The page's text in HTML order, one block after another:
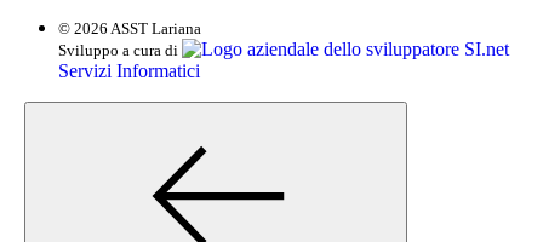
© 2026 ASST Lariana
Sviluppo a cura di
SI.net
Servizi Informatici